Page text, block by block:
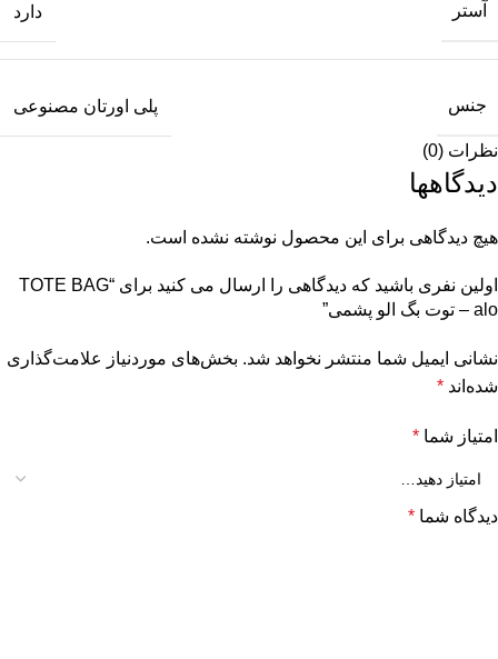
آستر دارد
جنس پلی اورتان مصنوعی
نظرات (0)
دیدگاهها
هیچ دیدگاهی برای این محصول نوشته نشده است.
اولین نفری باشید که دیدگاهی را ارسال می کنید برای “TOTE BAG
alo – توت بگ الو پشمی”
نشانی ایمیل شما منتشر نخواهد شد. بخش‌های موردنیاز علامت‌گذاری
شده‌اند *
امتیاز شما *
دیدگاه شما *